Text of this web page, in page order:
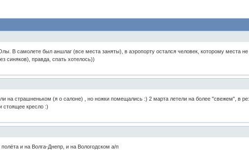
В самолете был аншлаг (все места заняты), в аэропорту остался человек, которому места не
синяков), правда, спать хотелось))
на страшненьком (я о салоне) , но ножки помещались :) 2 марта летели на более "свежем", в
стоящее кресло :)
и на Волга-Днепр, и на Вологодском а/п